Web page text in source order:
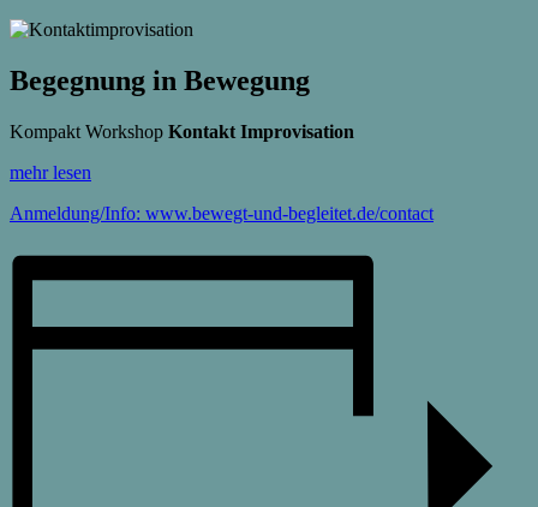
Begegnung in Bewegung
Kompakt Workshop Kontakt Improvisation
mehr lesen
Anmeldung/Info: www.bewegt-und-begleitet.de/contact